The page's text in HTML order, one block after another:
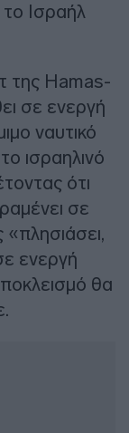
Ισραήλ
της Hamas-
σε ενεργή
ναυτικό
ισραηλινό
ότι
σε
ενεργή
θα